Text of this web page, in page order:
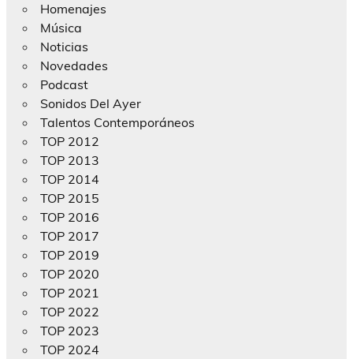
Homenajes
Música
Noticias
Novedades
Podcast
Sonidos Del Ayer
Talentos Contemporáneos
TOP 2012
TOP 2013
TOP 2014
TOP 2015
TOP 2016
TOP 2017
TOP 2019
TOP 2020
TOP 2021
TOP 2022
TOP 2023
TOP 2024